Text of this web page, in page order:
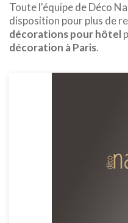
Toute l'équipe de Déco
disposition pour plus de
décorations pour hôtel
décoration à Paris.